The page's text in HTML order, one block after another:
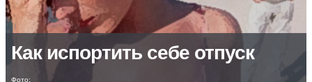
Как испортить себе отпуск
Фото: